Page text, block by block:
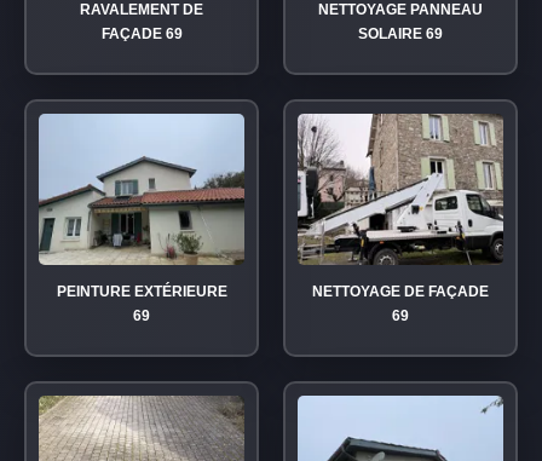
RAVALEMENT DE
FAÇADE 69
NETTOYAGE PANNEAU
SOLAIRE 69
PEINTURE EXTÉRIEURE
69
NETTOYAGE DE FAÇADE
69